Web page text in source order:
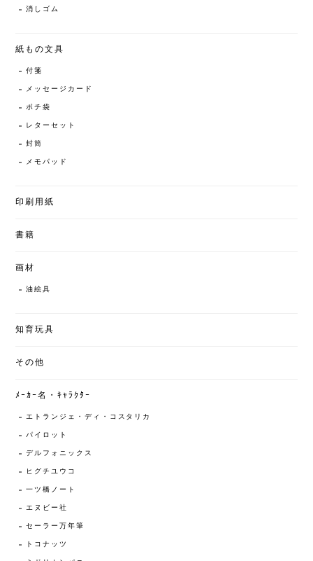
消しゴム
紙もの文具
付箋
メッセージカード
ポチ袋
レターセット
封筒
メモパッド
印刷用紙
書籍
画材
油絵具
知育玩具
その他
ﾒｰｶｰ名・ｷｬﾗｸﾀｰ
エトランジェ・ディ・コスタリカ
パイロット
デルフォニックス
ヒグチユウコ
一ツ橋ノート
エヌビー社
セーラー万年筆
トコナッツ